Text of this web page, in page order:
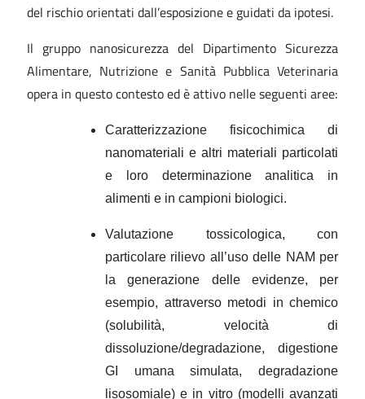
del rischio orientati dall’esposizione e guidati da ipotesi.
Il gruppo nanosicurezza del Dipartimento Sicurezza
Alimentare, Nutrizione e Sanità Pubblica Veterinaria
opera in questo contesto ed è attivo nelle seguenti aree:
Caratterizzazione fisicochimica di
nanomateriali e altri materiali particolati
e loro determinazione analitica in
alimenti e in campioni biologici.
Valutazione tossicologica, con
particolare rilievo all’uso delle NAM per
la generazione delle evidenze, per
esempio, attraverso metodi in chemico
(solubilità, velocità di
dissoluzione/degradazione, digestione
GI umana simulata, degradazione
lisosomiale) e in vitro (modelli avanzati